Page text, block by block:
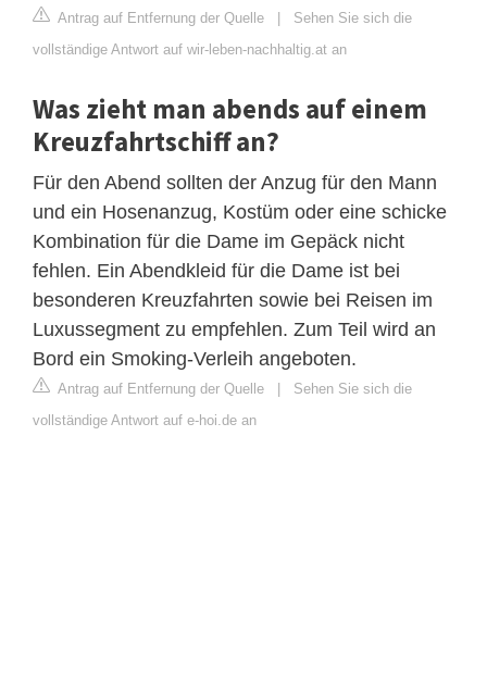
Antrag auf Entfernung der Quelle | Sehen Sie sich die
vollständige Antwort auf wir-leben-nachhaltig.at an
Was zieht man abends auf einem
Kreuzfahrtschiff an?
Für den Abend sollten der Anzug für den Mann
und ein Hosenanzug, Kostüm oder eine schicke
Kombination für die Dame im Gepäck nicht
fehlen. Ein Abendkleid für die Dame ist bei
besonderen Kreuzfahrten sowie bei Reisen im
Luxussegment zu empfehlen. Zum Teil wird an
Bord ein Smoking-Verleih angeboten.
Antrag auf Entfernung der Quelle | Sehen Sie sich die
vollständige Antwort auf e-hoi.de an